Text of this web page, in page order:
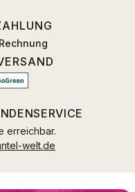
erreichbar.
welt.de